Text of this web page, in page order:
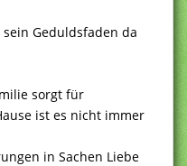
Geduldsfaden da
sorgt für
ist es nicht immer
in Sachen Liebe